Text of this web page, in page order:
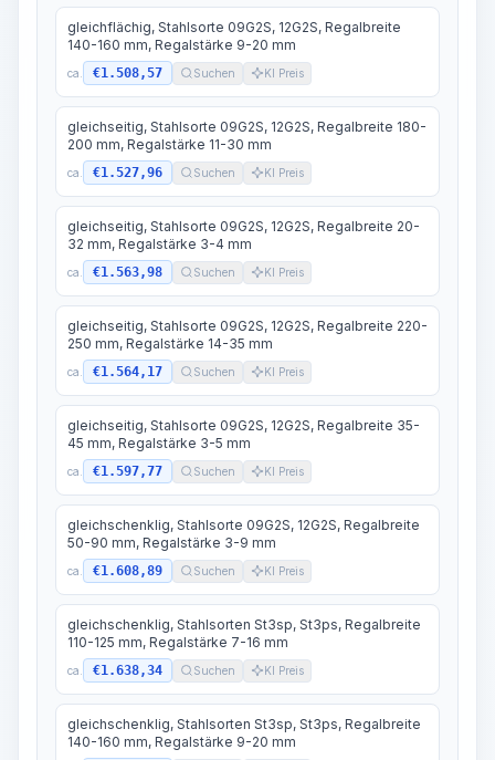
gleichflächig, Stahlsorte 09G2S, 12G2S, Regalbreite
140-160 mm, Regalstärke 9-20 mm
ca. €1.508,57 Suchen KI Preis
gleichseitig, Stahlsorte 09G2S, 12G2S, Regalbreite 180-
200 mm, Regalstärke 11-30 mm
ca. €1.527,96 Suchen KI Preis
gleichseitig, Stahlsorte 09G2S, 12G2S, Regalbreite 20-
32 mm, Regalstärke 3-4 mm
ca. €1.563,98 Suchen KI Preis
gleichseitig, Stahlsorte 09G2S, 12G2S, Regalbreite 220-
250 mm, Regalstärke 14-35 mm
ca. €1.564,17 Suchen KI Preis
gleichseitig, Stahlsorte 09G2S, 12G2S, Regalbreite 35-
45 mm, Regalstärke 3-5 mm
ca. €1.597,77 Suchen KI Preis
gleichschenklig, Stahlsorte 09G2S, 12G2S, Regalbreite
50-90 mm, Regalstärke 3-9 mm
ca. €1.608,89 Suchen KI Preis
gleichschenklig, Stahlsorten St3sp, St3ps, Regalbreite
110-125 mm, Regalstärke 7-16 mm
ca. €1.638,34 Suchen KI Preis
gleichschenklig, Stahlsorten St3sp, St3ps, Regalbreite
140-160 mm, Regalstärke 9-20 mm